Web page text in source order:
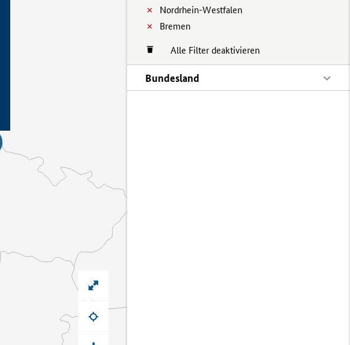
Nordrhein-Westfalen
Bremen
Alle Filter deaktivieren
Bundesland